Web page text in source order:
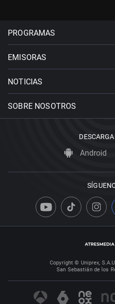
PROGRAMAS
EMISORAS
NOTICIAS
SOBRE NOSOTROS
Android
Copyright © Uniprex,
San Sebastián de los